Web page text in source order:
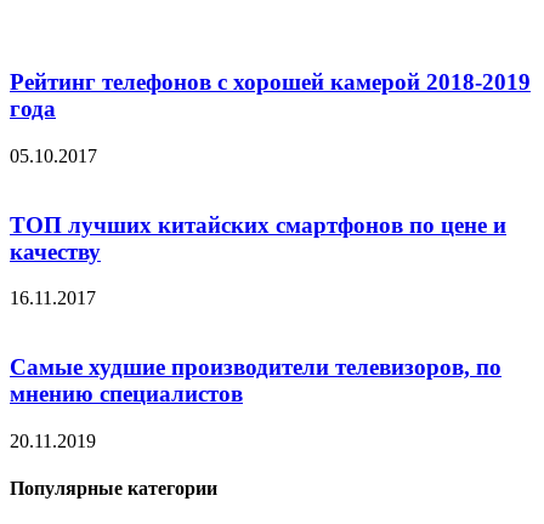
Рейтинг телефонов с хорошей камерой 2018-2019
года
05.10.2017
ТОП лучших китайских смартфонов по цене и
качеству
16.11.2017
Самые худшие производители телевизоров, по
мнению специалистов
20.11.2019
Популярные категории